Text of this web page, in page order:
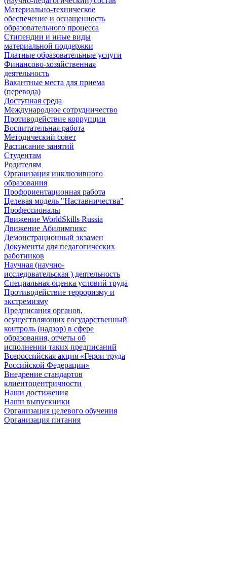
Материально-техническое
обеспечение и оснащенность
образовательного процесса
Стипендии и иные виды
материальной поддержки
Платные образовательные услуги
Финансово-хозяйственная
деятельность
Вакантные места для приема
(перевода)
Доступная среда
Международное сотрудничество
Противодействие коррупции
Воспитательная работа
Методический совет
Расписание занятий
Студентам
Родителям
Организация инклюзивного
образования
Профориентационная работа
Целевая модель "Наставничества"
Профессионалы
Движение WorldSkills Russia
Движение Абилимпикс
Демонстрационный экзамен
Документы для педагогических
работников
Научная (научно-
исследовательская ) деятельность
Специальная оценка условий труда
Противодействие терроризму и
экстремизму
Предписания органов,
осуществляющих государственный
контроль (надзор) в сфере
образования, отчеты об
исполнении таких предписаний
Всероссийская акция «Герои труда
Российской Федерации»
Внедрение стандартов
клиентоцентричности
Наши достижения
Наши выпускники
Организация целевого обучения
Организация питания